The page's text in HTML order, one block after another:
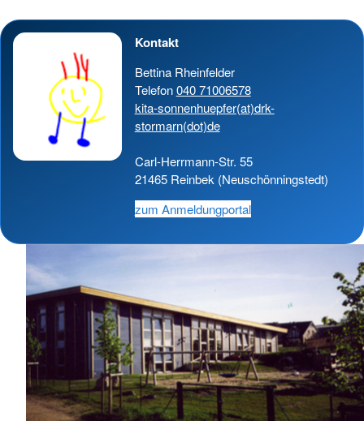
Kontakt
Bettina Rheinfelder
Telefon040 71006578
kita-sonnenhuepfer(at)drk-
stormarn(dot)de
Carl-Herrmann-Str. 55
21465 Reinbek (Neuschönningstedt)
zum Anmeldungportal